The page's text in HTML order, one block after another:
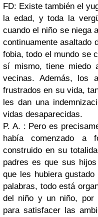
FD: Existe también el
la edad, y toda la
cuando el niño se niega
continuamente asaltado
fobia, todo el mundo se
sí mismo, tiene miedo
vecinas. Además, los
frustrados en su vida,
les dan una
vidas desaparecidas.
P. A. : Pero es
había comenzado
construido en su
padres es que sus
que les hubiera
palabras, todo está
del niño y un niño, por
para satisfacer las